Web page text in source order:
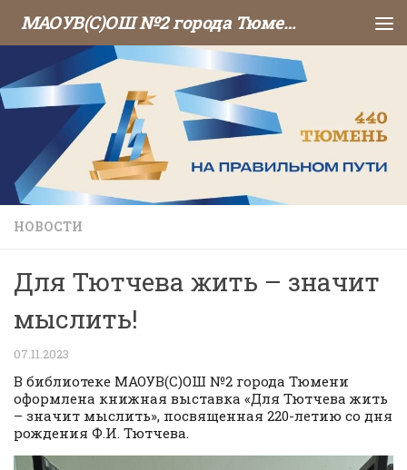
Перейти к содержимому МАОУВ(С)ОШ №2 города Тюмени
НОВОСТИ
Для Тютчева жить – значит
мыслить!
07.11.2023
В библиотеке МАОУВ(С)ОШ №2 города Тюмени
оформлена книжная выставка «Для Тютчева жить
– значит мыслить», посвященная 220-летию со дня
рождения Ф.И. Тютчева.